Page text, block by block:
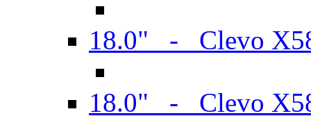
18.0" - Clevo
18.0" - Clevo